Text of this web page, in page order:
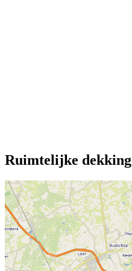
Ruimtelijke dekking